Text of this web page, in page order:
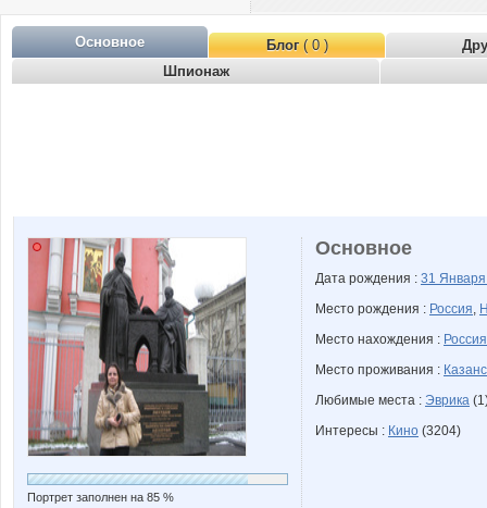
Основное Блог( 0 )
Шпионаж
Портрет заполнен на 85 %
Основное
Дата рождения : 31
Место рождения : Россия,
Место нахождения : Россия
Место проживания :
Любимые места : Эврика
Интересы : Кино (3204)